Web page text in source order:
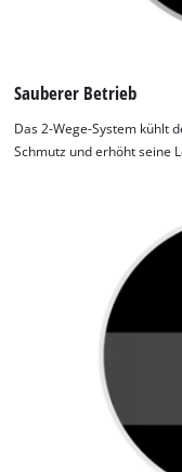
Sauberer Betrieb
Das 2-Wege-System kühlt
Schmutz und erhöht seine